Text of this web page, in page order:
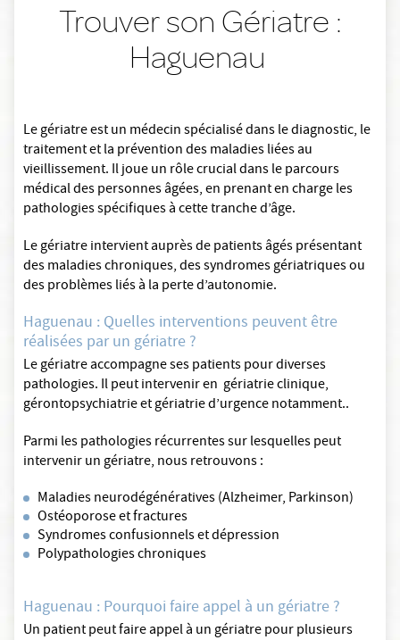
Trouver son Gériatre :
Haguenau
Le gériatre est un médecin spécialisé dans le diagnostic, le
traitement et la prévention des maladies liées au
vieillissement. Il joue un rôle crucial dans le parcours
médical des personnes âgées, en prenant en charge les
pathologies spécifiques à cette tranche d’âge.
Le gériatre intervient auprès de patients âgés présentant
des maladies chroniques, des syndromes gériatriques ou
des problèmes liés à la perte d’autonomie.
Haguenau : Quelles interventions peuvent être
réalisées par un gériatre ?
Le gériatre accompagne ses patients pour diverses
pathologies. Il peut intervenir en gériatrie clinique,
gérontopsychiatrie et gériatrie d’urgence notamment..
Parmi les pathologies récurrentes sur lesquelles peut
intervenir un gériatre, nous retrouvons :
Maladies neurodégénératives (Alzheimer, Parkinson)
Ostéoporose et fractures
Syndromes confusionnels et dépression
Polypathologies chroniques
Haguenau : Pourquoi faire appel à un gériatre ?
Un patient peut faire appel à un gériatre pour plusieurs